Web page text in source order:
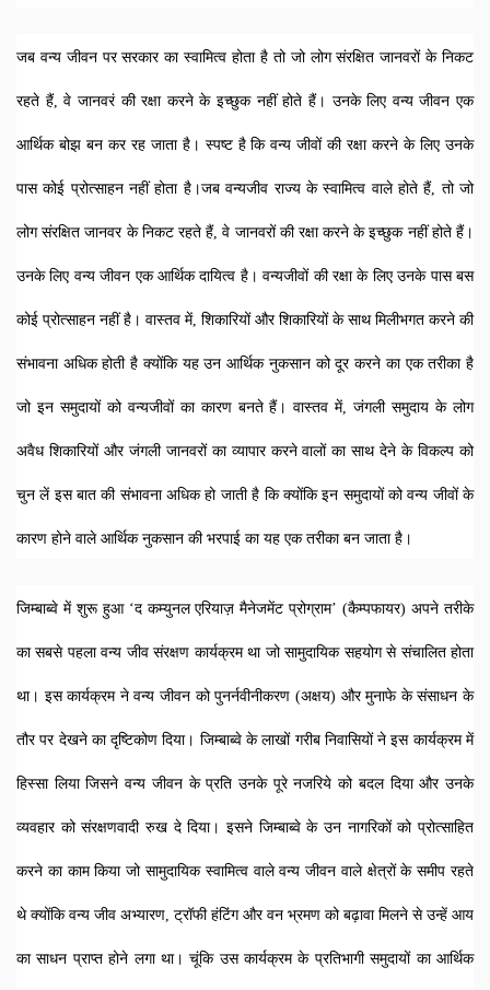
जब वन्य जीवन पर सरकार का स्वामित्व होता है तो जो लोग संरक्षित जानवरों के निकट
रहते हैं, वे जानवरं की रक्षा करने के इच्छुक नहीं होते हैं। उनके लिए वन्य जीवन एक
आर्थिक बोझ बन कर रह जाता है। स्पष्ट है कि वन्य जीवों की रक्षा करने के लिए उनके
पास कोई प्रोत्साहन नहीं होता है।जब वन्यजीव राज्य के स्वामित्व वाले होते हैं, तो जो
लोग संरक्षित जानवर के निकट रहते हैं, वे जानवरों की रक्षा करने के इच्छुक नहीं होते हैं।
उनके लिए वन्य जीवन एक आर्थिक दायित्व है। वन्यजीवों की रक्षा के लिए उनके पास बस
कोई प्रोत्साहन नहीं है। वास्तव में, शिकारियों और शिकारियों के साथ मिलीभगत करने की
संभावना अधिक होती है क्योंकि यह उन आर्थिक नुकसान को दूर करने का एक तरीका है
जो इन समुदायों को वन्यजीवों का कारण बनते हैं। वास्तव में, जंगली समुदाय के लोग
अवैध शिकारियों और जंगली जानवरों का व्यापार करने वालों का साथ देने के विकल्प को
चुन लें इस बात की संभावना अधिक हो जाती है कि क्योंकि इन समुदायों को वन्य जीवों के
कारण होने वाले आर्थिक नुकसान की भरपाई का यह एक तरीका बन जाता है।
जिम्बाब्वे में शुरू हुआ ‘द कम्युनल एरियाज़ मैनेजमेंट प्रोग्राम’ (कैम्पफायर) अपने तरीके
का सबसे पहला वन्य जीव संरक्षण कार्यक्रम था जो सामुदायिक सहयोग से संचालित होता
था। इस कार्यक्रम ने वन्य जीवन को पुनर्नवीनीकरण (अक्षय) और मुनाफे के संसाधन के
तौर पर देखने का दृष्टिकोण दिया। जिम्बाब्वे के लाखों गरीब निवासियों ने इस कार्यक्रम में
हिस्सा लिया जिसने वन्य जीवन के प्रति उनके पूरे नजरिये को बदल दिया और उनके
व्यवहार को संरक्षणवादी रुख दे दिया। इसने जिम्बाब्वे के उन नागरिकों को प्रोत्साहित
करने का काम किया जो सामुदायिक स्वामित्व वाले वन्य जीवन वाले क्षेत्रों के समीप रहते
थे क्योंकि वन्य जीव अभ्यारण, ट्रॉफी हंटिंग और वन भ्रमण को बढ़ावा मिलने से उन्हें आय
का साधन प्राप्त होने लगा था। चूंकि उस कार्यक्रम के प्रतिभागी समुदायों का आर्थिक